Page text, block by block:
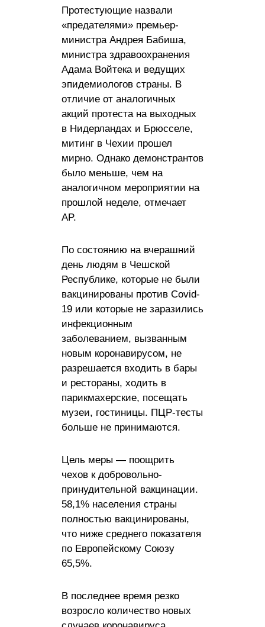
Протестующие назвали
«предателями» премьер-
министра Андрея Бабиша,
министра здравоохранения
Адама Войтека и ведущих
эпидемиологов страны. В
отличие от аналогичных
акций протеста на выходных
в Нидерландах и Брюсселе,
митинг в Чехии прошел
мирно. Однако демонстрантов
было меньше, чем на
аналогичном мероприятии на
прошлой неделе, отмечает
AP.
По состоянию на вчерашний
день людям в Чешской
Республике, которые не были
вакцинированы против Covid-
19 или которые не заразились
инфекционным
заболеванием, вызванным
новым коронавирусом, не
разрешается входить в бары
и рестораны, ходить в
парикмахерские, посещать
музеи, гостиницы. ПЦР-тесты
больше не принимаются.
Цель меры — поощрить
чехов к добровольно-
принудительной вакцинации.
58,1% населения страны
полностью вакцинированы,
что ниже среднего показателя
по Европейскому Союзу
65,5%.
В последнее время резко
возросло количество новых